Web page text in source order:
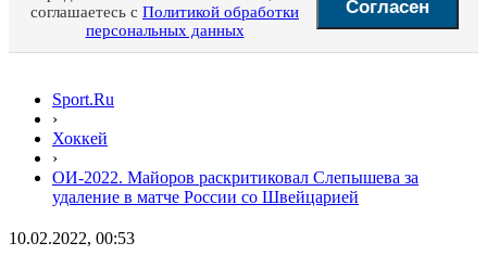
соглашаетесь с Политикой обработки
персональных данных
Согласен
Sport.Ru
›
Хоккей
›
ОИ-2022. Майоров раскритиковал Слепышева за
удаление в матче России со Швейцарией
10.02.2022, 00:53